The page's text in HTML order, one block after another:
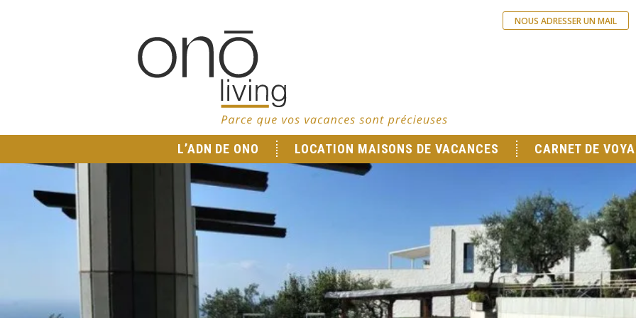
NOUS ADRESSER UN MAIL
L’ADN DE ONO LOCATION MAISONS DE VACANCES CARNET DE